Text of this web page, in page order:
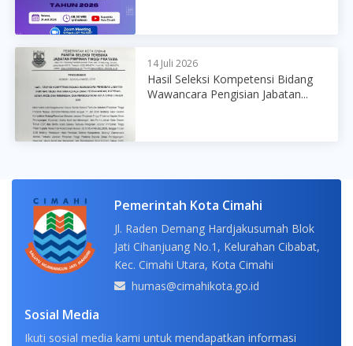
14 Juli 2026
Hasil Seleksi Kompetensi Bidang
Wawancara Pengisian Jabatan...
Pemerintah Kota Cimahi
Jl. Raden Demang Hardjakusumah Blok
Jati Cihanjuang No.1, Kelurahan Cibabat,
Kec. Cimahi Utara, Kota Cimahi
humas@cimahikota.go.id
Sosial Media
Ikuti sosial media kami untuk mendapatkan informasi